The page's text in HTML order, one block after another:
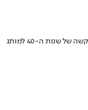
איך אסם הפכה את תקופת הצנע והמחסור הקשה של שנות ה-40 למותג